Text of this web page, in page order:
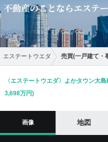
エステートウエダ 売買(一戸建て・
〈エステートウエダ〉よかタウン大
3,698万円)
画像 地図